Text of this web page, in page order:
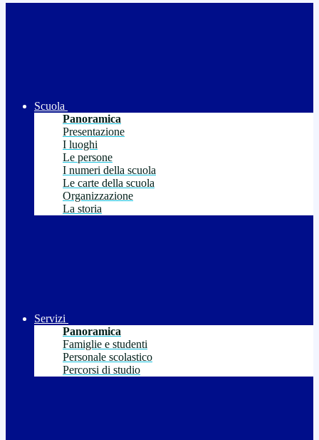
Scuola
Panoramica
Presentazione
I luoghi
Le persone
I numeri della scuola
Le carte della scuola
Organizzazione
La storia
Servizi
Panoramica
Famiglie e studenti
Personale scolastico
Percorsi di studio